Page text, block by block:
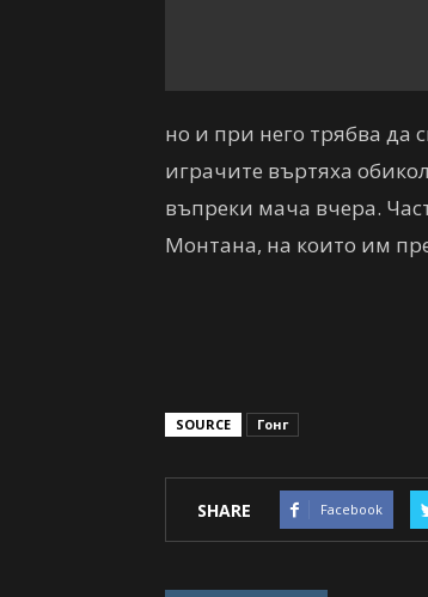
но и при него трябва да
играчите въртяха
въпреки мача вчера.
Монтана, на които им
SOURCE Гонг
SHARE Facebook